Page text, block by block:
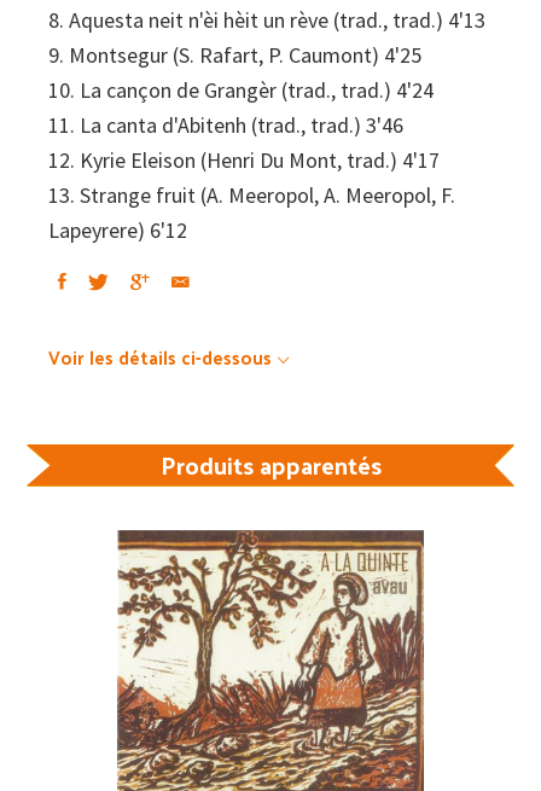
8. Aquesta neit n'èi hèit un rève (trad., trad.) 4'13
9. Montsegur (S. Rafart, P. Caumont) 4'25
10. La cançon de Grangèr (trad., trad.) 4'24
11. La canta d'Abitenh (trad., trad.) 3'46
12. Kyrie Eleison (Henri Du Mont, trad.) 4'17
13. Strange fruit (A. Meeropol, A. Meeropol, F.
Lapeyrere) 6'12
Voir les détails ci-dessous
Produits apparentés